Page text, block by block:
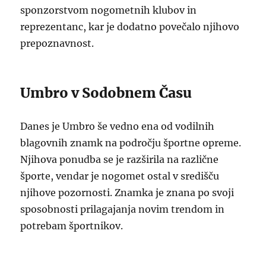
sponzorstvom nogometnih klubov in
reprezentanc, kar je dodatno povečalo njihovo
prepoznavnost.
Umbro v Sodobnem Času
Danes je Umbro še vedno ena od vodilnih
blagovnih znamk na področju športne opreme.
Njihova ponudba se je razširila na različne
športe, vendar je nogomet ostal v središču
njihove pozornosti. Znamka je znana po svoji
sposobnosti prilagajanja novim trendom in
potrebam športnikov.